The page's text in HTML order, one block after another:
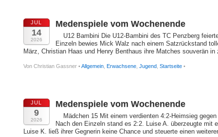
JUL
14
2026
Medenspiele vom Wochenende
U12 Bambini Die U12-Bambini des TC Penzberg
Einzeln bewies Mick Walz nach einem Satzrückstand
März, Christian Haas und Henry Benthaus ihre Matches souverän
Von Christian Gassner • Allgemein, Erwachsene, Jugend, Startseite•
JUL
9
2026
Medenspiele vom Wochenende
Mädchen 15 Mit einem verdienten 4:2-Heimsieg
Nach den Einzeln stand es 2:2. Luise A. überzeugte mit
Luise K. ließ ihrer Gegnerin keine Chance und steuerte einen